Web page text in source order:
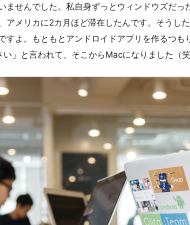
ませんでした。私自身ずっとウィンドウズだっ
アメリカに2カ月ほど滞在したんです。そうし
すよ。もともとアンドロイドアプリを作るつも
い」と言われて、そこからMacになりました（笑